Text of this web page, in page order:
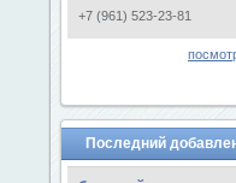
+7 (961) 523-23-81
Последний